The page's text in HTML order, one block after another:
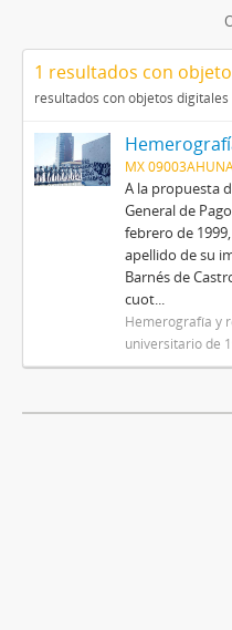
1 resultados con
resultados con objetos digitales
MX
A la propuesta
General de
febrero de
apellido de su
Barnés de
cuot...
Hemerografía y
universitario de